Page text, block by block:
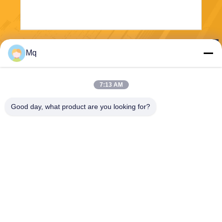
Senden Sie
Mq
7:13 AM
Good day, what product are you looking for?